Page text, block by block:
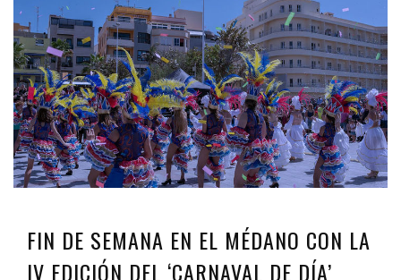
FIN DE SEMANA EN EL MÉDANO CON LA
IV EDICIÓN DEL ‘CARNAVAL DE DÍA’